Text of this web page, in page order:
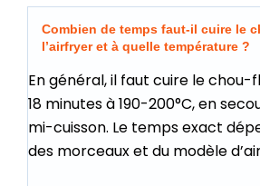
Combien de temps faut-il cuire le
l’airfryer et à quelle température ?
En général, il faut cuire le chou-
18 minutes à 190-200°C, en
mi-cuisson. Le temps exact
des morceaux et du modèle